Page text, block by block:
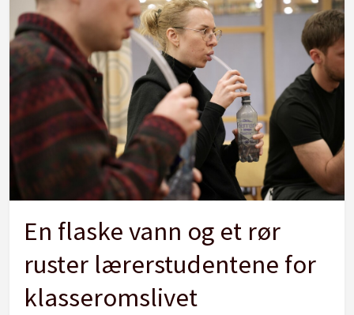
En flaske vann og et rør
ruster lærerstudentene for
klasseromslivet